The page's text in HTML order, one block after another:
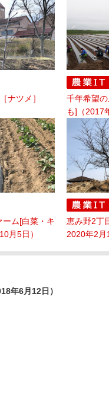
ナツメ］
千年希望
も]（2017
ーム[白菜・キ
月5日）
恵み野2丁
2020年2月
年6月12日）